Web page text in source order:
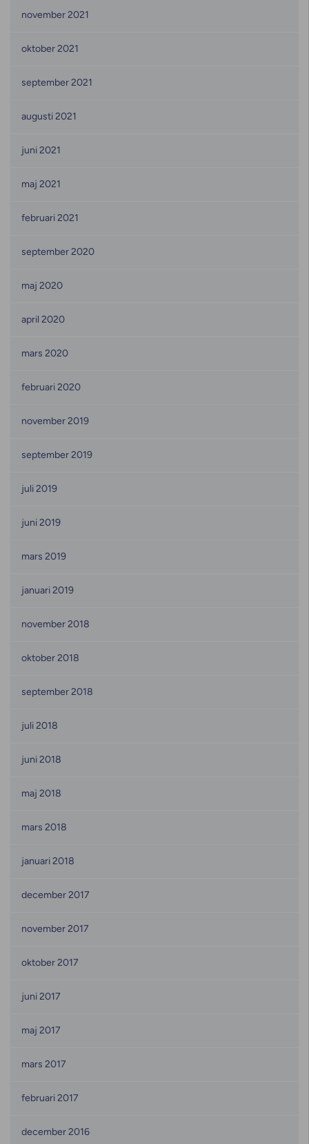
november 2021
oktober 2021
september 2021
augusti 2021
juni 2021
maj 2021
februari 2021
september 2020
maj 2020
april 2020
mars 2020
februari 2020
november 2019
september 2019
juli 2019
juni 2019
mars 2019
januari 2019
november 2018
oktober 2018
september 2018
juli 2018
juni 2018
maj 2018
mars 2018
januari 2018
december 2017
november 2017
oktober 2017
juni 2017
maj 2017
mars 2017
februari 2017
december 2016